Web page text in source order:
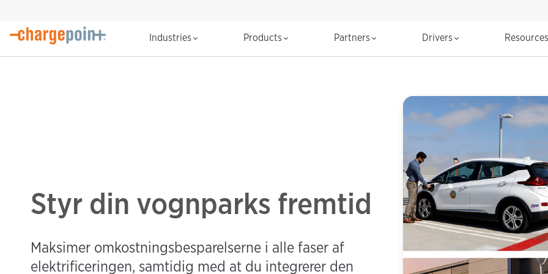
Industries Products Partners Drivers
Styr din vognparks fremtid
Maksimer omkostningsbesparelserne i alle faser af
elektrificeringen, samtidig med at du integrerer den